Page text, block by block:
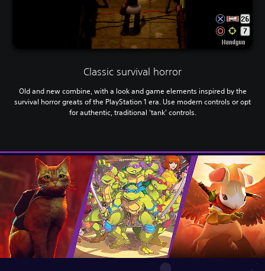
Classic survival horror
Old and new combine, with a look and game elements inspired by the
survival horror greats of the PlayStation 1 era. Use modern controls or opt
for authentic, traditional 'tank' controls.